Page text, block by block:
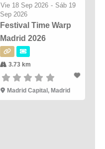
Vie 18 Sep 2026 - Sáb 19
Sep 2026
Festival Time Warp
Madrid 2026
3.73 km
Madrid Capital, Madrid